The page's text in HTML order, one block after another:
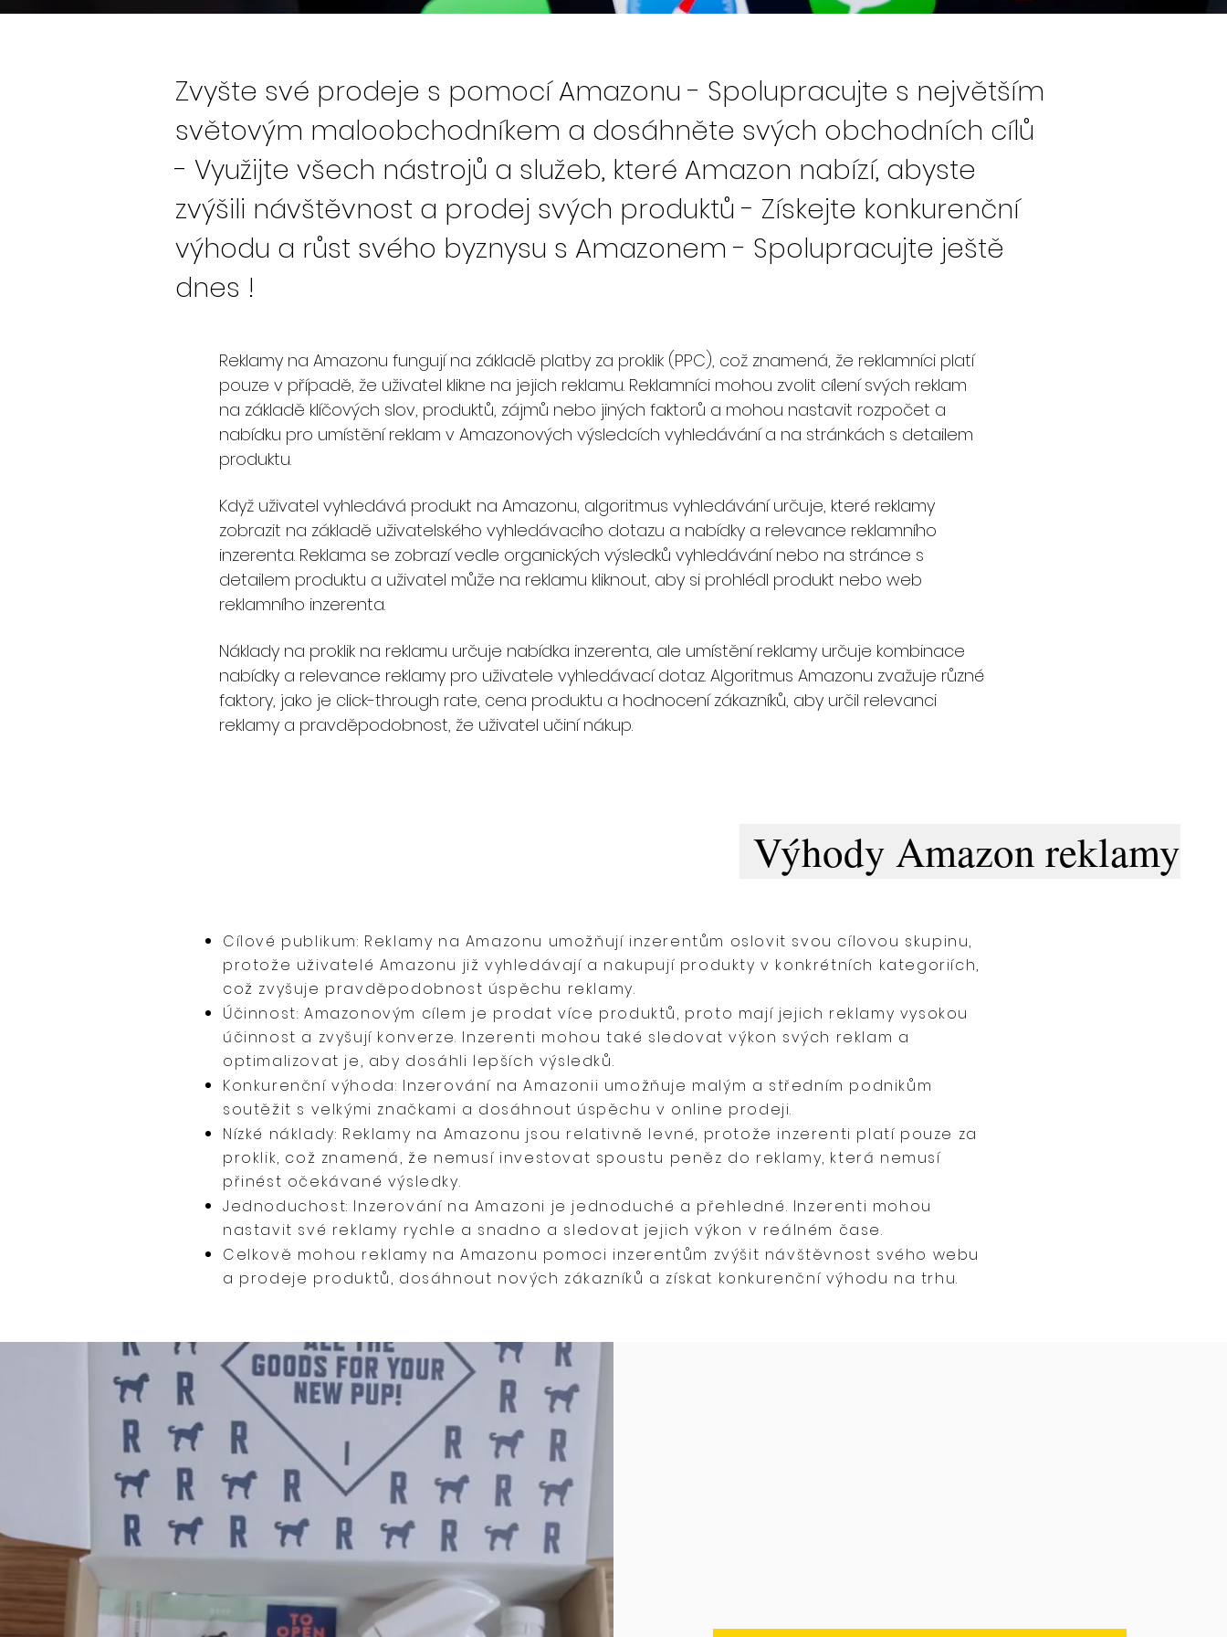
Zvyšte své prodeje s pomocí Amazonu - Spolupracujte s největším
světovým maloobchodníkem a dosáhněte svých obchodních cílů
- Využijte všech nástrojů a služeb, které Amazon nabízí, abyste
zvýšili návštěvnost a prodej svých produktů - Získejte konkurenční
výhodu a růst svého byznysu s Amazonem - Spolupracujte ještě
dnes !
Reklamy na Amazonu fungují na základě platby za proklik (PPC), což znamená, že reklamníci platí
pouze v případě, že uživatel klikne na jejich reklamu. Reklamníci mohou zvolit cílení svých reklam
na základě klíčových slov, produktů, zájmů nebo jiných faktorů a mohou nastavit rozpočet a
nabídku pro umístění reklam v Amazonových výsledcích vyhledávání a na stránkách s detailem
produktu.
Když uživatel vyhledává produkt na Amazonu, algoritmus vyhledávání určuje, které reklamy
zobrazit na základě uživatelského vyhledávacího dotazu a nabídky a relevance reklamního
inzerenta. Reklama se zobrazí vedle organických výsledků vyhledávání nebo na stránce s
detailem produktu a uživatel může na reklamu kliknout, aby si prohlédl produkt nebo web
reklamního inzerenta.
Náklady na proklik na reklamu určuje nabídka inzerenta, ale umístění reklamy určuje kombinace
nabídky a relevance reklamy pro uživatele vyhledávací dotaz. Algoritmus Amazonu zvažuje různé
faktory, jako je click-through rate, cena produktu a hodnocení zákazníků, aby určil relevanci
reklamy a pravděpodobnost, že uživatel učiní nákup.
Výhody Amazon reklamy
Cílové publikum: Reklamy na Amazonu umožňují inzerentům oslovit svou cílovou skupinu,
protože uživatelé Amazonu již vyhledávají a nakupují produkty v konkrétních kategoriích,
což zvyšuje pravděpodobnost úspěchu reklamy.
Účinnost: Amazonovým cílem je prodat více produktů, proto mají jejich reklamy vysokou
účinnost a zvyšují konverze. Inzerenti mohou také sledovat výkon svých reklam a
optimalizovat je, aby dosáhli lepších výsledků.
Konkurenční výhoda: Inzerování na Amazonii umožňuje malým a středním podnikům
soutěžit s velkými značkami a dosáhnout úspěchu v online prodeji.
Nízké náklady: Reklamy na Amazonu jsou relativně levné, protože inzerenti platí pouze za
proklik, což znamená, že nemusí investovat spoustu peněz do reklamy, která nemusí
přinést očekávané výsledky.
Jednoduchost: Inzerování na Amazoni je jednoduché a přehledné. Inzerenti mohou
nastavit své reklamy rychle a snadno a sledovat jejich výkon v reálném čase.
Celkově mohou reklamy na Amazonu pomoci inzerentům zvýšit návštěvnost svého webu
a prodeje produktů, dosáhnout nových zákazníků a získat konkurenční výhodu na trhu.